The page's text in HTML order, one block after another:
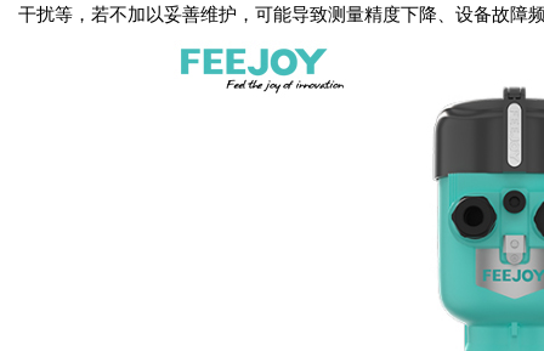
干扰等，若不加以妥善维护，可能导致测量精度下降、设备故障